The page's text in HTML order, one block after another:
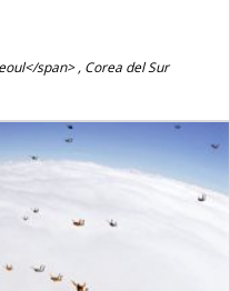
span> , Corea del Sur